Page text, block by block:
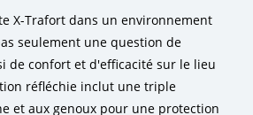
X-Trafort dans un environnement
seulement une question de
de confort et d'efficacité sur le lieu
réfléchie inclut une triple
et aux genoux pour une protection